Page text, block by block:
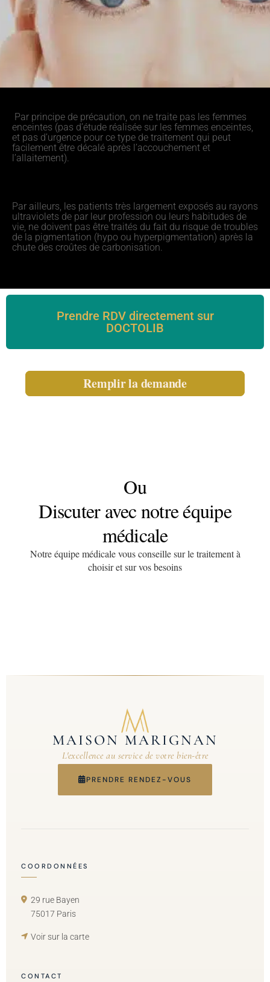
Par principe de précaution, on ne traite pas les femmes
enceintes (pas d’étude réalisée sur les femmes enceintes,
et pas d’urgence pour ce type de traitement qui peut
facilement être décalé après l’accouchement et
l’allaitement).
Par ailleurs, les patients très largement exposés au rayons
ultraviolets de par leur profession ou leurs habitudes de
vie, ne doivent pas être traités du fait du risque de troubles
de la pigmentation (hypo ou hyperpigmentation) après la
chute des croûtes de carbonisation.
Prendre RDV directement sur
DOCTOLIB
MAISON MARIGNAN
L'excellence au service de votre bien-être
PRENDRE RENDEZ-VOUS
COORDONNÉES
29 rue Bayen
75017 Paris
Voir sur la carte
CONTACT